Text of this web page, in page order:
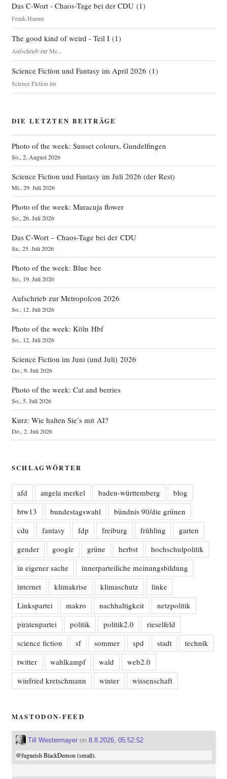
Das C-Wort - Chaos-Tage bei der CDU(1)
Frank Hamm
The good kind of weird - Teil I(1)
Aufschrieb zur Me...
Science Fiction und Fantasy im April 2026 (1)
Science Fiction im
DIE LETZTEN BEITRÄGE
Photo of the week: Sunset colours, Gundelfingen
So., 2. August 2026
Science Fiction und Fantasy im Juli 2026 (der Rest)
Mi., 29. Juli 2026
Photo of the week: Maracuja flower
So., 26. Juli 2026
Das C‑Wort – Chaos-Tage bei der CDU
Sa., 25. Juli 2026
Photo of the week: Blue bee
So., 19. Juli 2026
Aufschrieb zur Metropolcon 2026
So., 12. Juli 2026
Photo of the week: Köln Hbf
So., 12. Juli 2026
Science Fiction im Juni (und Juli) 2026
Do., 9. Juli 2026
Photo of the week: Cat and berries
So., 5. Juli 2026
Kurz: Wie halten Sie’s mit AI?
Do., 2. Juli 2026
SCHLAGWÖRTER
afd angela merkel baden-württemberg
blog
btw13
bundestagswahl
bündnis 90/die grünen
cdu
fantasy fdp freiburg frühling
garten
gender
google grüne herbst
hochschulpolitik
in eigener sache
innerparteiliche meinungsbildung
internet
klimakrise klimaschutz
linke
Linkspartei
makro nachhaltigkeit
netzpolitik
piratenpartei
politik politik2.0
rieselfeld
science fiction
sf sommer spd stadt
technik
twitter
wahlkampf wald
web2.0
winfried kretschmann
winter wissenschaft
MASTODON-FEED
Till Westermayeron 8.8.2026, 05:52:52
@fugueishBlackDemon (small).